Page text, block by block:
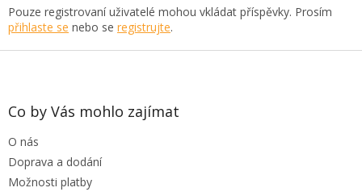
Pouze registrovaní uživatelé mohou vkládat příspěvky. Prosím
přihlaste se nebo se registrujte.
Z
Co by Vás mohlo zajímat
O nás
Doprava a dodání
Možnosti platby